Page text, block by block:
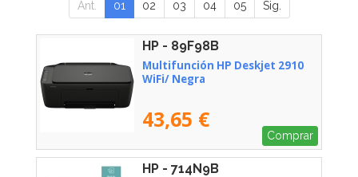
Ant. 01 02 03 04 05 Sig.
HP - 89F98B
Multifunción HP Deskjet 2910
WiFi/ Negra
43,65 €
Comprar
HP - 714N9B